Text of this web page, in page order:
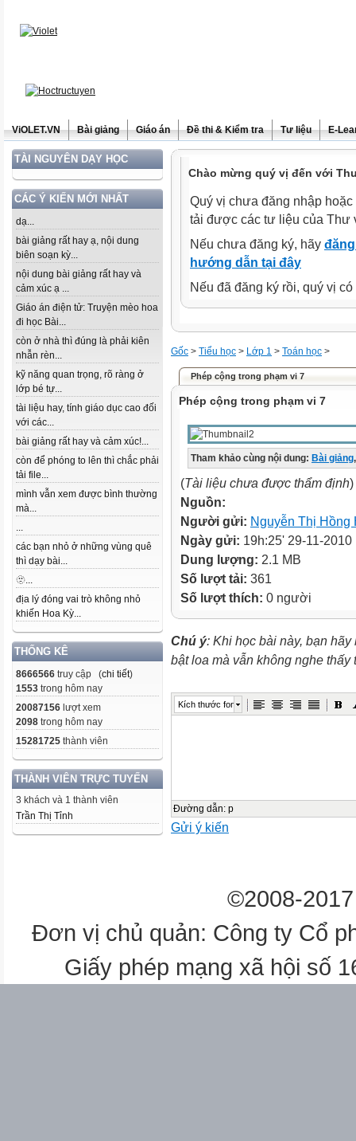
ViOLET.VN Bài giảng Giáo án Đề thi & Kiểm tra Tư liệu E-
TÀI NGUYÊN DẠY HỌC
CÁC Ý KIẾN MỚI NHẤT
dạ...
bài giảng rất hay ạ, nội dung
biên soạn kỳ...
nội dung bài giảng rất hay và
cảm xúc ạ ...
Giáo án điện tử: Truyện mèo hoa
đi học Bài...
còn ở nhà thì đúng là phải kiên
nhẫn rèn...
kỹ năng quan trọng, rõ ràng ở
lớp bé tự...
tài liệu hay, tính giáo dục cao đối
với các...
bài giảng rất hay và cảm xúc!...
còn để phóng to lên thì chắc phải
tải file...
mình vẫn xem được bình thường
mà...
...
các bạn nhỏ ở những vùng quê
thì dạy bài...
🫥...
địa lý đóng vai trò không nhỏ
khiến Hoa Kỳ...
THỐNG KÊ
8666566 truy cập (chi tiết)
1553 trong hôm nay
20087156 lượt xem
2098 trong hôm nay
15281725 thành viên
THÀNH VIÊN TRỰC TUYẾN
3 khách và 1 thành viên
Trần Thị Tỉnh
Chào mừng quý vị đến với
Quý vị chưa đăng nhập
tải được các tư liệu của Thư
Nếu chưa đăng ký, hãy
hướng dẫn tại đây
Nếu đã đăng ký rồi, quý vị
Gốc > Tiểu học > Lớp 1 > Toán học >
Phép cộng trong phạm vi 7
Phép cộng trong phạm vi 7
Tham khảo cùng nội dung: Bài giảng,
(Tài liệu chưa được thẩm định)
Nguồn:
Người gửi: Nguyễn Thị Hồng
Ngày gửi: 19h:25' 29-11-2010
Dung lượng: 2.1 MB
Số lượt tải: 361
Số lượt thích: 0 người
Chú ý: Khi học bài này, bạn
bật loa mà vẫn không nghe
Kích thước font
Đường dẫn: p
Gửi ý kiến
©2008-
Đơn vị chủ quản: Công ty Cổ
Giấy phép mạng xã hội số